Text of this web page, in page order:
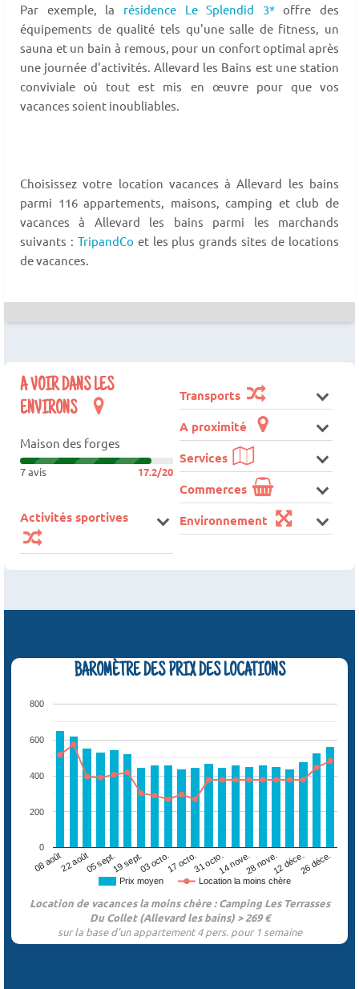
Par exemple, la résidence Le Splendid 3*offre des
équipements de qualité tels qu'une salle de fitness, un
sauna et un bain à remous, pour un confort optimal après
une journée d'activités. Allevard les Bains est une station
conviviale où tout est mis en œuvre pour que vos
vacances soient inoubliables.
Choisissez votre location vacances à Allevard les bains
parmi 116 appartements, maisons, camping et club de
vacances à Allevard les bains parmi les marchands
suivants : TripandCo et les plus grands sites de locations
de vacances.
A VOIR DANS LES
ENVIRONS
Maison des forges
7 avis 17.2/20
Transports
A proximité
Services
Commerces
Activités sportives
Environnement
BAROMÈTRE DES PRIX DES LOCATIONS
Prix moyen Location la moins chère
08 août22 août05 sept.19 sept.03 octo.17 octo.31 octo.14 nove.28 nove.12 déce.26 déce.
0
200
400
600
800
Location de vacances la moins chère : Camping Les Terrasses
Du Collet (Allevard les bains) > 269 €
sur la base d'un appartement 4 pers. pour 1 semaine